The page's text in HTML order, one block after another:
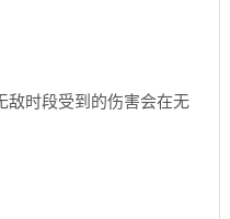
敌时段受到的伤害会在无